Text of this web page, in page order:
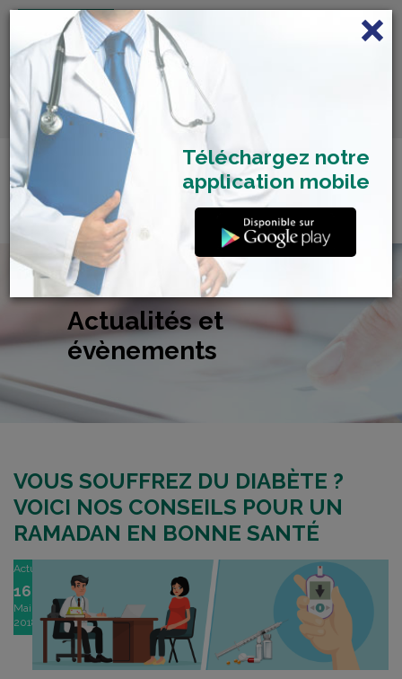
FRANÇAIS
Centre de Check-up Bilan
Santé
Actualités et
évènements
VOUS SOUFFREZ DU DIABÈTE ?
VOICI NOS CONSEILS POUR UN
RAMADAN EN BONNE SANTÉ
Actu
16
Mai
2018
Téléchargez notre
application mobile